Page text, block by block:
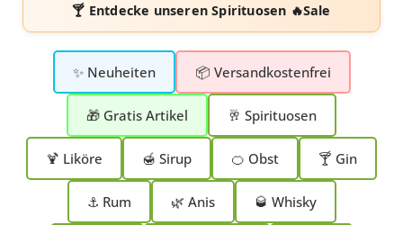
🍸 Entdecke unserenSpirituosen 🔥Sale
✨ Neuheiten 📦 Versandkostenfrei
🎁 Gratis Artikel 🥂 Spirituosen
🍹 Liköre 🍯 Sirup 🍊 Obst 🍸 Gin
⚓ Rum 🌿 Anis 🥃 Whisky